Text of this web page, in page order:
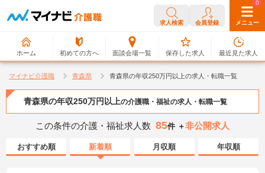
求人検索 会員登録 メニュー
ホーム 初めての方へ 面談会場一覧
0
保存した求人
0
最近見た求人
マイナビ介護職 青森県 青森県の年収250万円以上の求人・転職一覧
青森県の年収250万円以上の介護職・福祉の求人・転職一覧
この条件の介護・福祉求人数 85件 ＋非公開求人
おすすめ順 新着順 月収順 年収順